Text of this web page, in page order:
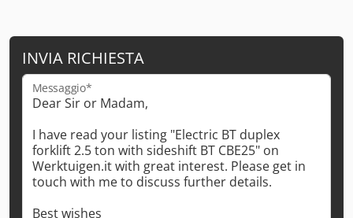
INVIA RICHIESTA
Messaggio*